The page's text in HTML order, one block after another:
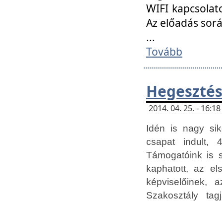
WIFI
Az előadás
...
Tovább
2014. 04. 25. -
Idén is nagy
csapat indult,
Támogatóink is
kaphatott, az
képviselőinek,
Szakosztály